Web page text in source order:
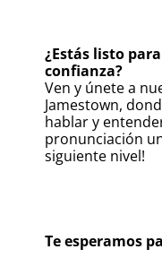
¿Estás listo
confianza?
Ven y únete a
Jamestown,
hablar y
pronunciación
siguiente nivel!
Te esperamos